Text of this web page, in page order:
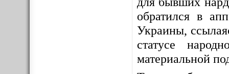
обратился в
Украины,
статусе
материальной